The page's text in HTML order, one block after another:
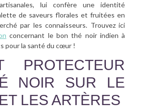
lui confère une identité
de saveurs florales et fruitées en
par les connaisseurs. Trouvez ici
concernant le bon thé noir indien à
pour la santé du cœur !
PROTECTEUR
NOIR SUR LE
LES ARTÈRES